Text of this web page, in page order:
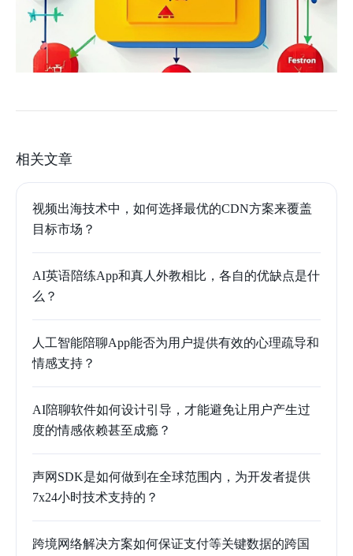
相关文章
视频出海技术中，如何选择最优的CDN方案来覆盖
目标市场？
AI英语陪练App和真人外教相比，各自的优缺点是什
么？
人工智能陪聊App能否为用户提供有效的心理疏导和
情感支持？
AI陪聊软件如何设计引导，才能避免让用户产生过
度的情感依赖甚至成瘾？
声网SDK是如何做到在全球范围内，为开发者提供
7x24小时技术支持的？
跨境网络解决方案如何保证支付等关键数据的跨国